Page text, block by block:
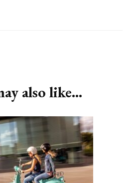
also like...